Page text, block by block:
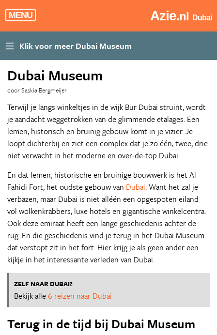
MENU Azie.nl Dubai
Dubai Museum
door Saskia Bergmeijer
Terwijl je langs winkeltjes in de wijk Bur Dubai struint, wordt
je aandacht weggetrokken van de glimmende etalages. Een
lemen, historisch en bruinig gebouw komt in je vizier. Je
loopt dichterbij en ziet een complex dat je zo één, twee, drie
niet verwacht in het moderne en over-de-top Dubai.
En dat lemen, historische en bruinige bouwwerk is het Al
Fahidi Fort, het oudste gebouw van Dubai. Want het zal je
verbazen, maar Dubai is niet alléén een opgespoten eiland
vol wolkenkrabbers, luxe hotels en gigantische winkelcentra.
Ook deze emiraat heeft een lange geschiedenis achter de
rug. En die geschiedenis vind je terug in het Dubai Museum
dat verstopt zit in het fort. Hier krijg je als geen ander een
kijkje in het interessante verleden van Dubai.
ZELF NAAR DUBAI?
Bekijk alle6 reizen naar Dubai
Terug in de tijd bij Dubai Museum